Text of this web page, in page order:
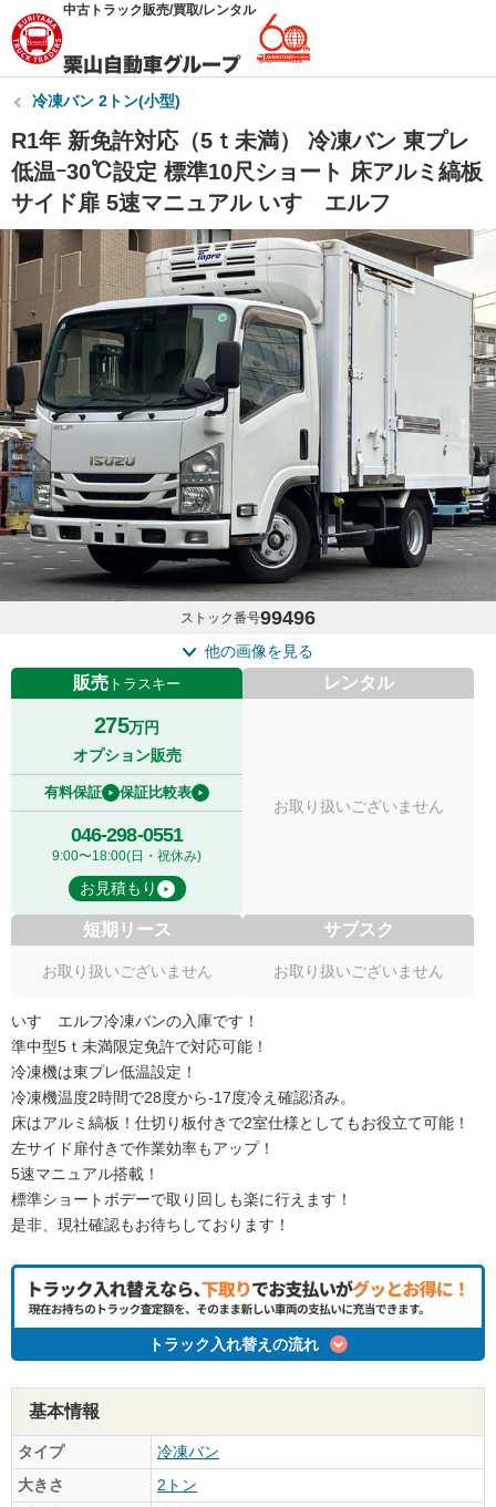
中古トラック販売/買取/レンタル
冷凍バン 2トン(小型)
R1年 新免許対応（5ｔ未満） 冷凍バン 東プレ
低温ｰ30℃設定 標準10尺ショート 床アルミ縞板
サイド扉 5速マニュアル いすゞエルフ
ストック番号99496
他の画像を見る
販売 トラスキー
275万円
オプション販売
有料保証 保証比較表
046-298-0551
9:00〜18:00(日・祝休み)
お見積もり
レンタル
お取り扱いございません
短期リース
お取り扱いございません
サブスク
お取り扱いございません
いすゞエルフ冷凍バンの入庫です！
準中型5ｔ未満限定免許で対応可能！
冷凍機は東プレ低温設定！
冷凍機温度2時間で28度から-17度冷え確認済み。
床はアルミ縞板！仕切り板付きで2室仕様としてもお役立て可能！
左サイド扉付きで作業効率もアップ！
5速マニュアル搭載！
標準ショートボデーで取り回しも楽に行えます！
是非、現社確認もお待ちしております！
トラック入れ替えの流れ
基本情報
タイプ
冷凍バン
大きさ
2トン